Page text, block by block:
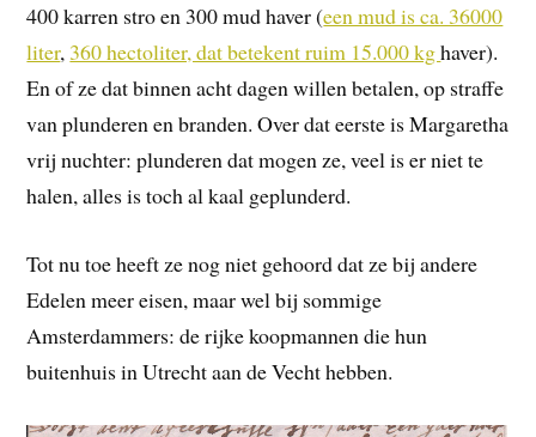
400 karren stro en 300 mud haver (een mud is ca. 36000
liter, 360 hectoliter, dat betekent ruim 15.000 kghaver).
En of ze dat binnen acht dagen willen betalen, op straffe
van plunderen en branden. Over dat eerste is Margaretha
vrij nuchter: plunderen dat mogen ze, veel is er niet te
halen, alles is toch al kaal geplunderd.
Tot nu toe heeft ze nog niet gehoord dat ze bij andere
Edelen meer eisen, maar wel bij sommige
Amsterdammers: de rijke koopmannen die hun
buitenhuis in Utrecht aan de Vecht hebben.